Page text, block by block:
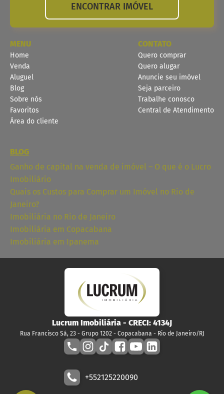
ENCONTRAR IMÓVEL
MENU
Home
Venda
Aluguel
Blog
Sobre nós
Favoritos
Área do cliente
CONTATO
Quero comprar
Quero alugar
Anuncie seu imóvel
Seja parceiro
Trabalhe conosco
Central de Atendimento
BLOG
Ganho de capital na venda de imóvel – O que é o Lucro
Imobiliário
Quais os Custos para Comprar um Imóvel no Rio de
Janeiro?
Imobiliária no Rio de Janeiro
Imobiliária em Copacabana
Imobiliária em Ipanema
Lucrum Imobiliária - CRECI: 4134J
Rua Francisco Sá, 23 - Grupo 1202 - Copacabana - Rio de Janeiro/RJ
+552125220090